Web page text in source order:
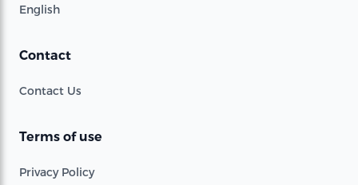
English
Contact
Contact Us
Terms of use
Privacy Policy